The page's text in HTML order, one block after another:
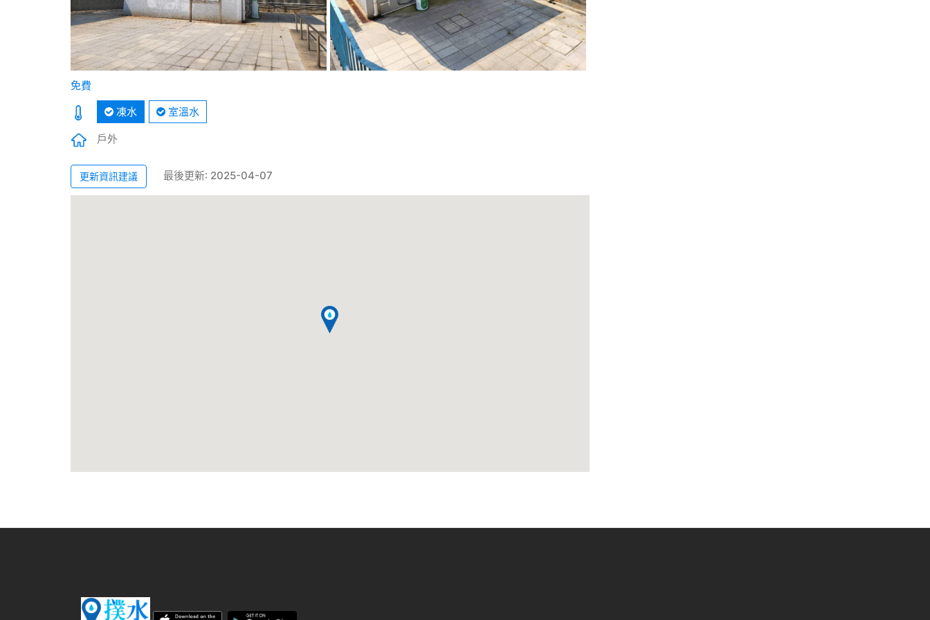
免費
凍水
室溫水
戶外
更新資訊建議 最後更新: 2025-04-07